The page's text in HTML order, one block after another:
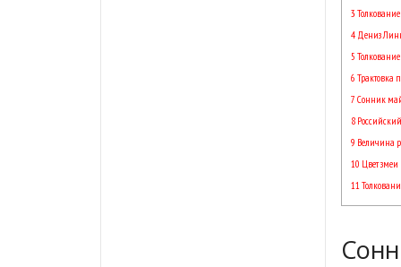
3
4 Дениз
5
6 Трактовка
7 Сонник
8
9 Величина
10 Цвет
11